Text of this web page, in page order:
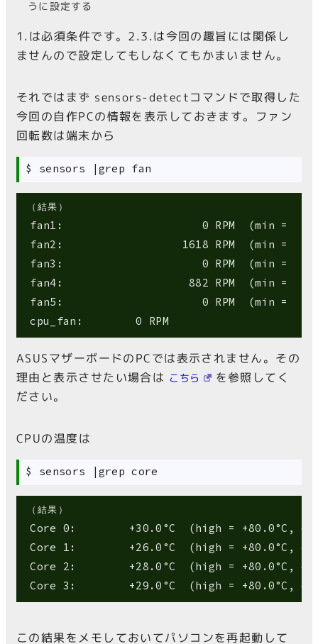
うに設定する
1.は必須条件です。2.3.は今回の趣旨には関係し
ませんので設定してもしなくてもかまいません。
それではまず sensors-detectコマンドで取得した
今回の自作PCの情報を表示しておきます。ファン
回転数は端末から
（結果）
fan1:                     0 RPM  (min =    0
fan2:                  1618 RPM  (min =    0
fan3:                     0 RPM  (min =    0
fan4:                   882 RPM  (min =    0
fan5:                     0 RPM  (min =    0
ASUSマザーボードのPCでは表示されません。その
理由と表示させたい場合は
こちら
を参照してく
ださい。
CPUの温度は
（結果）
Core 0:        +30.0°C  (high = +80.0°C,
Core 1:        +26.0°C  (high = +80.0°C,
Core 2:        +28.0°C  (high = +80.0°C,
この結果をメモしておいてパソコンを再起動して